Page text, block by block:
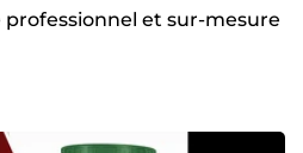
professionnel et sur-mesure